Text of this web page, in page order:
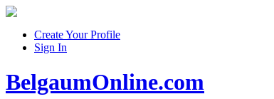
Create Your Profile
Sign In
BelgaumOnline.com